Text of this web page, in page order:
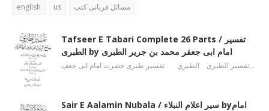
english
us مسائل قربانی کتب
Tafseer E Tabari Complete 26 Parts / تفسیر
الطبری by امام ابی جعفر محمد بن جریر الطبری
تفسیر الطبری الطبري تفسیر طبری حضرت امام ابی جعف…
Sair E Aalamin Nubala / سیر اعلام النبلاء byامام